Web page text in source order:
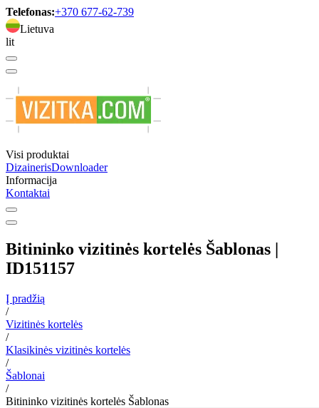
Telefonas:+370 677-62-739
Lietuva
lit
Visi produktai
DizainerisDownloader
Informacija
Kontaktai
Bitininko vizitinės kortelės Šablonas |
ID151157
Į pradžią
/
Vizitinės kortelės
/
Klasikinės vizitinės kortelės
/
Šablonai
/
Bitininko vizitinės kortelės Šablonas